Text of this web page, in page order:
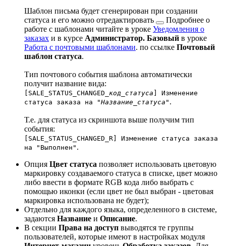
Шаблон письма будет сгенерирован при создании
статуса и его можно отредактировать
Подробнее о
работе с шаблонами читайте в уроке Уведомления о
заказах и в курсе Администратор. Базовый в уроке
Работа с почтовыми шаблонами. по ссылке Почтовый
шаблон статуса.
Тип почтового события шаблона автоматически
получит название вида:
[SALE_STATUS_CHANGED_ код_статуса ] Изменение
статуса заказа на "Название_статуса " .
Т.е. для статуса из скриншота выше получим тип
события:
[SALE_STATUS_CHANGED_R] Изменение статуса заказа
на "Выполнен" .
Опция Цвет статуса позволяет использовать цветовую
маркировку создаваемого статуса в списке, цвет можно
либо ввести в формате RGB кода либо выбрать с
помощью иконки (если цвет не был выбран - цветовая
маркировка использована не будет);
Отдельно для каждого языка, определенного в системе,
задаются Название и Описание.
В секции Права на доступ выводятся те группы
пользователей, которые имеют в настройках модуля